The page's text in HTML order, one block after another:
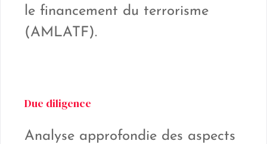
le financement du terrorisme
(AMLATF).
Due diligence
Analyse approfondie des aspects